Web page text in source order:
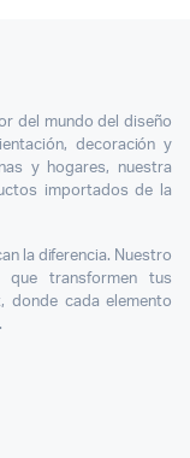
del mundo del diseño
decoración y
y hogares, nuestra
importados de la
la diferencia. Nuestro
que transformen tus
donde cada elemento